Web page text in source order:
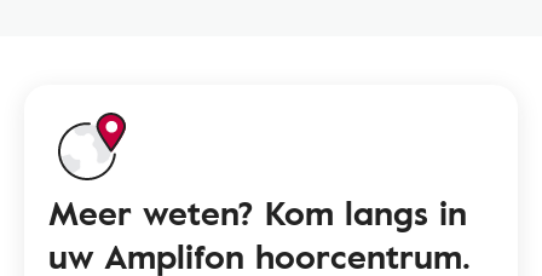
Meer weten? Kom langs in
uw Amplifon hoorcentrum.